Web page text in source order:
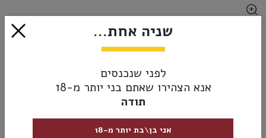
₪15.00
מק”ט:5011348018713
שניה אחת...
לפני שנכנסים
אנא הצהירו שאתם בני יותר מ-18
תודה
אני בן\בת יותר מ-18